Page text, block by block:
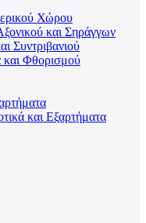
Χώρου
και Σηράγγων
Συντριβανιού
και Φθορισμού
και Εξαρτήματα